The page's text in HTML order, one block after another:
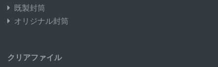
既製封筒
オリジナル封筒
クリアファイル